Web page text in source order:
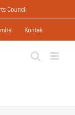
Council
Kontak